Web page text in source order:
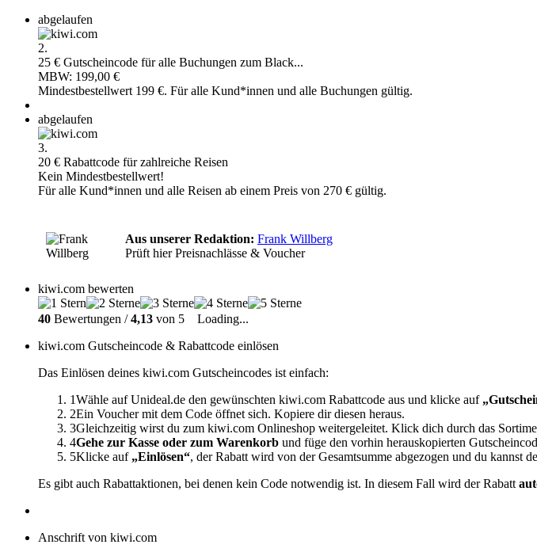
abgelaufen
2.
25 € Gutscheincode für alle Buchungen zum Black...
MBW: 199,00 €
Mindestbestellwert 199 €. Für alle Kund*innen und alle Buchungen gültig.
abgelaufen
3.
20 € Rabattcode für zahlreiche Reisen
Kein Mindestbestellwert!
Für alle Kund*innen und alle Reisen ab einem Preis von 270 € gültig.
Aus unserer Redaktion: Frank Willberg
Prüft hier Preisnachlässe & Voucher
kiwi.com bewerten
40 Bewertungen /4,13 von 5
Loading...
kiwi.com Gutscheincode & Rabattcode einlösen
Das Einlösen deines kiwi.com Gutscheincodes ist einfach:
1Wähle auf Unideal.de den gewünschten kiwi.com Rabattcode aus und klicke auf
2Ein Voucher mit dem Code öffnet sich. Kopiere dir diesen heraus.
3Gleichzeitig wirst du zum kiwi.com Onlineshop weitergeleitet. Klick dich durch das
4Gehe zur Kasse oder zum Warenkorb und füge den vorhin herauskopierten
5Klicke auf „Einlösen“, der Rabatt wird von der Gesamtsumme abgezogen und du kannst
Es gibt auch Rabattaktionen, bei denen kein Code notwendig ist. In diesem Fall wird der Rabatt
Anschrift von kiwi.com